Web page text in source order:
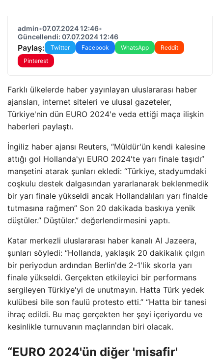
admin•07.07.2024 12:46•
Güncellendi: 07.07.2024 12:46
Paylaş: Twitter Facebook WhatsApp
Reddit
Pinterest
Farklı ülkelerde haber yayınlayan uluslararası haber
ajansları, internet siteleri ve ulusal gazeteler,
Türkiye'nin dün EURO 2024'e veda ettiği maça ilişkin
haberleri paylaştı.
İngiliz haber ajansı Reuters, “Müldür'ün kendi kalesine
attığı gol Hollanda'yı EURO 2024'te yarı finale taşıdı”
manşetini atarak şunları ekledi: “Türkiye, stadyumdaki
coşkulu destek dalgasından yararlanarak beklenmedik
bir yarı finale yükseldi ancak Hollandalıları yarı finalde
tutmasına rağmen” Son 20 dakikada baskıya yenik
düştüler.” Düştüler.” değerlendirmesini yaptı.
Katar merkezli uluslararası haber kanalı Al Jazeera,
şunları söyledi: “Hollanda, yaklaşık 20 dakikalık çılgın
bir periyodun ardından Berlin'de 2-1'lik skorla yarı
finale yükseldi. Gerçekten etkileyici bir performans
sergileyen Türkiye'yi de unutmayın. Hatta Türk yedek
kulübesi bile son faulü protesto etti.” “Hatta bir tanesi
ihraç edildi. Bu maç gerçekten her şeyi içeriyordu ve
kesinlikle turnuvanın maçlarından biri olacak.
“EURO 2024'ün diğer 'misafir'